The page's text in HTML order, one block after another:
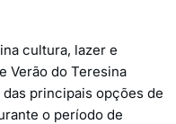
cultura, lazer e
Verão do Teresina
principais opções de
o período de